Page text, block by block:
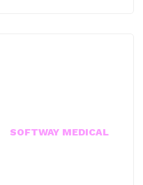
SOFTWAY MEDICAL